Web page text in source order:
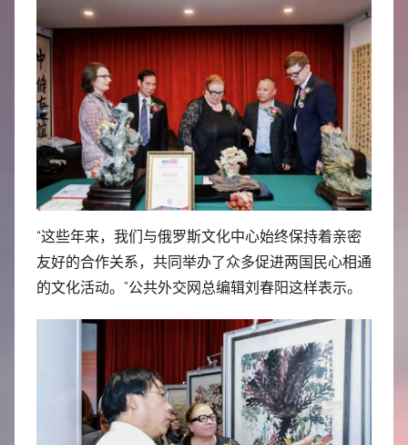
“这些年来，我们与俄罗斯文化中心始终保持着亲密
友好的合作关系，共同举办了众多促进两国民心相通
的文化活动。”公共外交网总编辑刘春阳这样表示。